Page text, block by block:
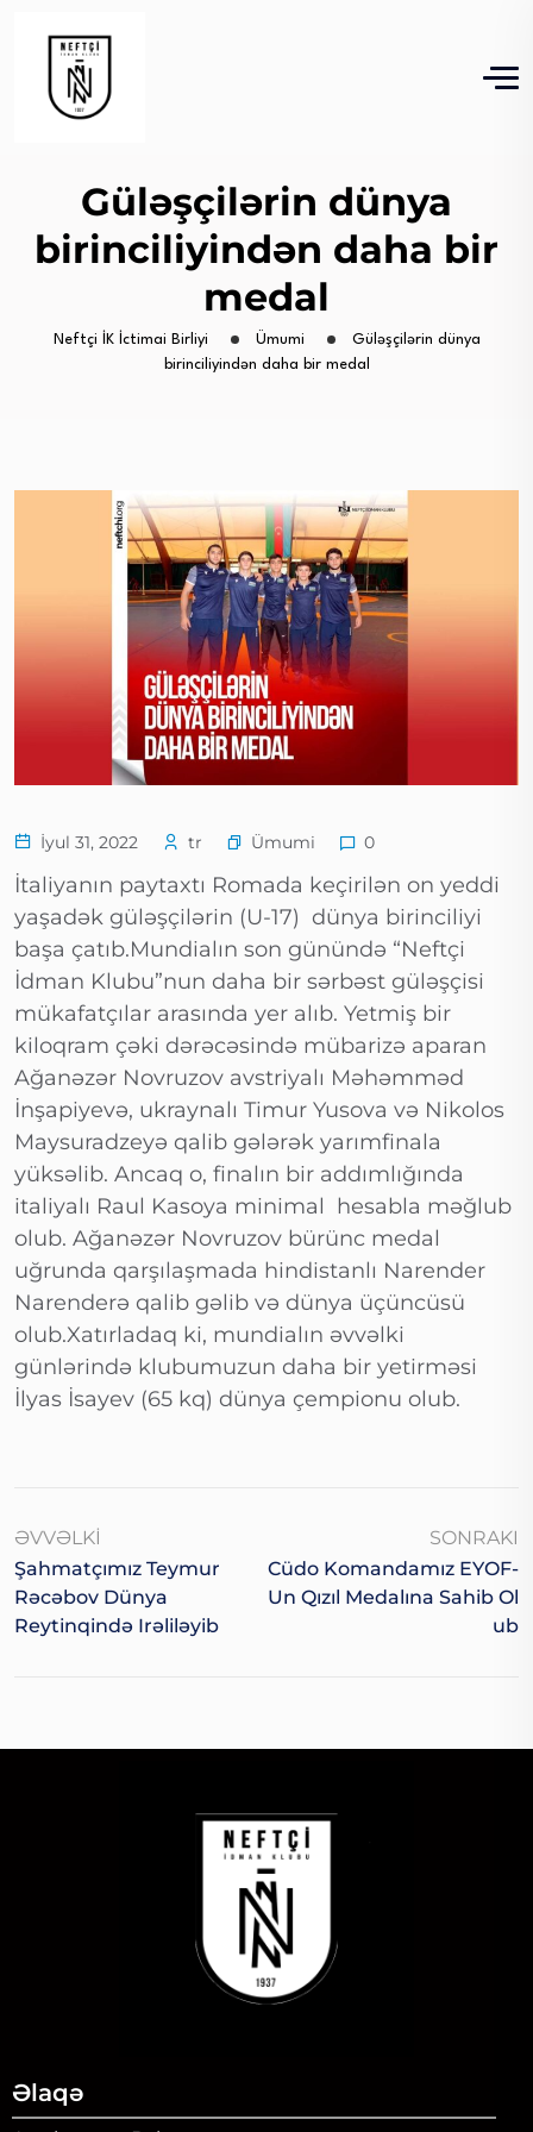
Güləşçilərin dünya
birinciliyindən daha bir
medal
Neftçi İK İctimai Birliyi Ümumi
Güləşçilərin dünya
birinciliyindən daha bir medal
İyul 31, 2022 tr Ümumi 0
İtaliyanın paytaxtı Romada keçirilən on yeddi
yaşadək güləşçilərin (U-17) dünya birinciliyi
başa çatıb.Mundialın son günündə “Neftçi
İdman Klubu”nun daha bir sərbəst güləşçisi
mükafatçılar arasında yer alıb. Yetmiş bir
kiloqram çəki dərəcəsində mübarizə aparan
Ağanəzər Novruzov avstriyalı Məhəmməd
İnşapiyevə, ukraynalı Timur Yusova və Nikolos
Maysuradzeyə qalib gələrək yarımfinala
yüksəlib. Ancaq o, finalın bir addımlığında
italiyalı Raul Kasoya minimal hesabla məğlub
olub. Ağanəzər Novruzov bürünc medal
uğrunda qarşılaşmada hindistanlı Narender
Narenderə qalib gəlib və dünya üçüncüsü
olub.Xatırladaq ki, mundialın əvvəlki
günlərində klubumuzun daha bir yetirməsi
İlyas İsayev (65 kq) dünya çempionu olub.
ƏVVƏLKI
Şahmatçımız Teymur
Rəcəbov Dünya
Reytinqində Irəliləyib
SONRAKI
Cüdo Komandamız EYOF-
Un Qızıl Medalına Sahib Ol
Ub
Əlaqə